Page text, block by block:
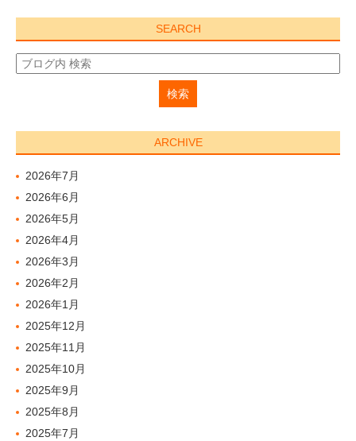
SEARCH
ARCHIVE
2026年7月
2026年6月
2026年5月
2026年4月
2026年3月
2026年2月
2026年1月
2025年12月
2025年11月
2025年10月
2025年9月
2025年8月
2025年7月